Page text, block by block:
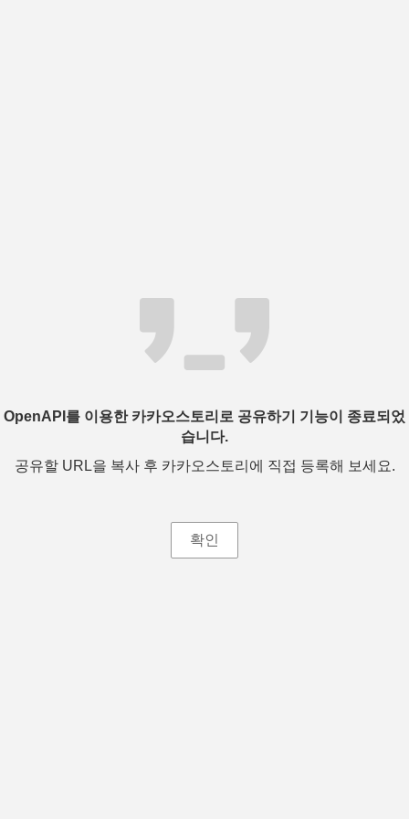
OpenAPI를 이용한 카카오스토리로 공유하기 기능이 종료되었
습니다.
공유할 URL을 복사 후 카카오스토리에 직접 등록해 보세요.
확인